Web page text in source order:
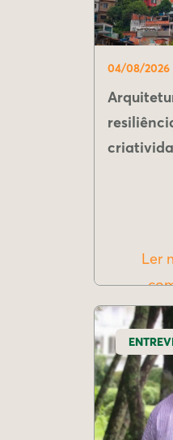
04/08/2026
Ler